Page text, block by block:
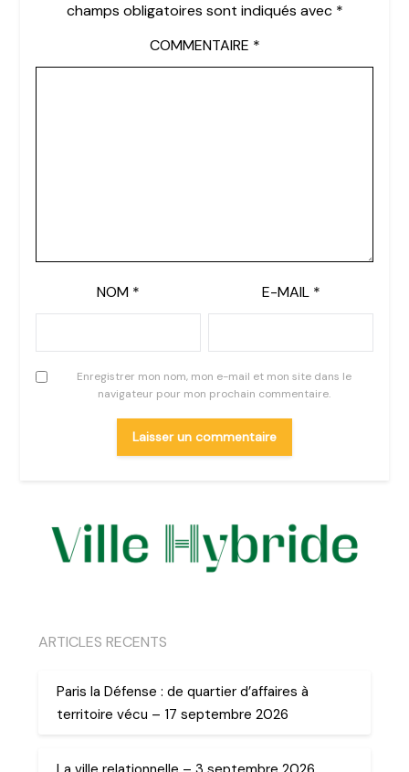
champs obligatoires sont indiqués avec *
COMMENTAIRE *
NOM * E-MAIL *
Enregistrer mon nom, mon e-mail et mon site dans le
navigateur pour mon prochain commentaire.
ARTICLES RECENTS
Paris la Défense : de quartier d’affaires à
territoire vécu – 17 septembre 2026